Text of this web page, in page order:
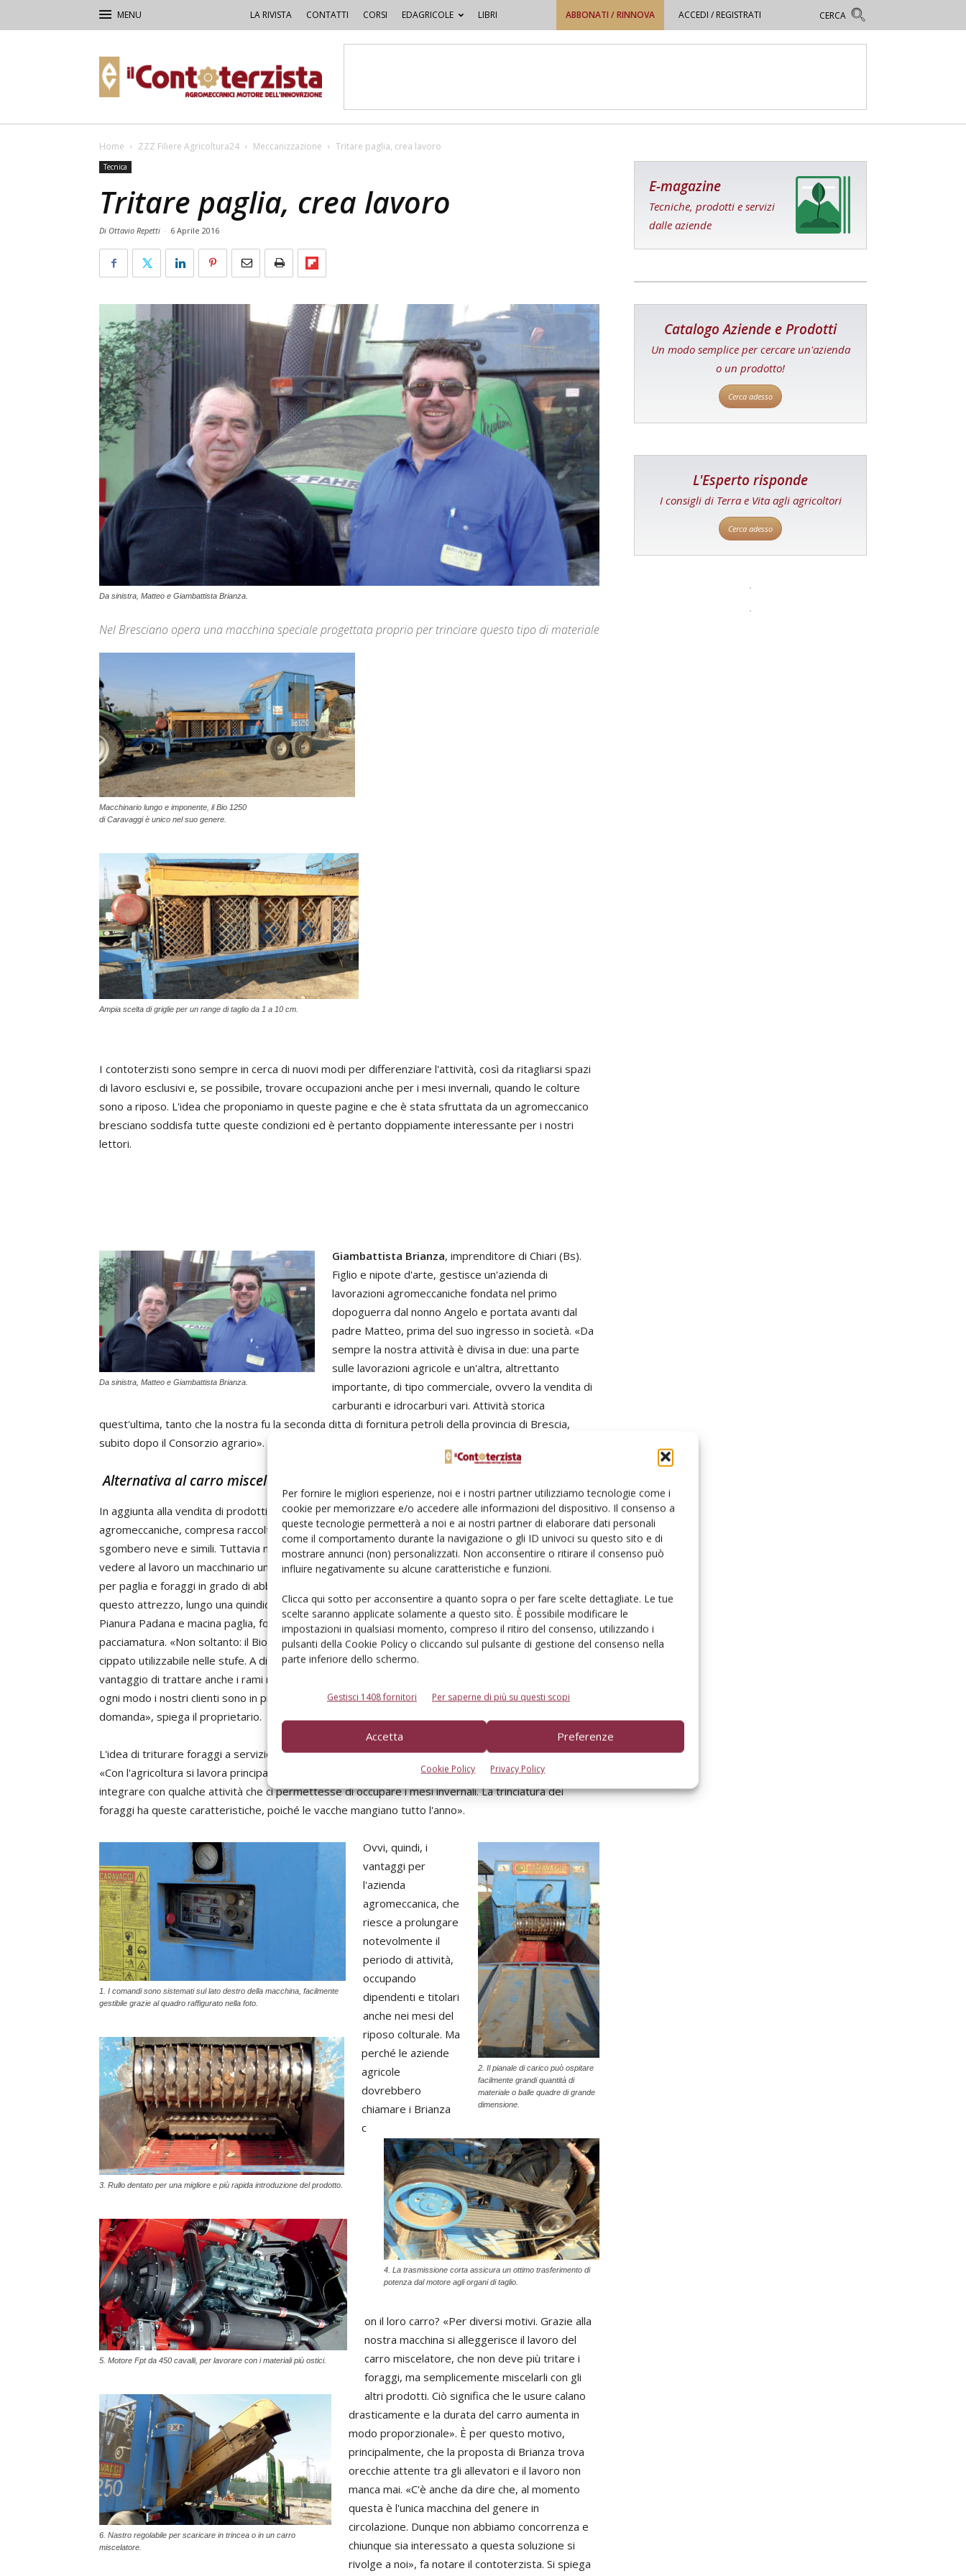
Per fornire le migliori esperienze, noi e i nostri partner utilizziamo tecnologie come i
cookie per memorizzare e/o accedere alle informazioni del dispositivo. Il consenso a
queste tecnologie permetterà a noi e ai nostri partner di elaborare dati personali
come il comportamento durante la navigazione o gli ID univoci su questo sito e di
mostrare annunci (non) personalizzati. Non acconsentire o ritirare il consenso può
influire negativamente su alcune caratteristiche e funzioni.
Clicca qui sotto per acconsentire a quanto sopra o per fare scelte dettagliate. Le tue
scelte saranno applicate solamente a questo sito. È possibile modificare le
impostazioni in qualsiasi momento, compreso il ritiro del consenso, utilizzando i
pulsanti della Cookie Policy o cliccando sul pulsante di gestione del consenso nella
parte inferiore dello schermo.
Gestisci 1408 fornitori Per saperne di più su questi scopi
Accetta Preferenze
Cookie Policy Privacy Policy
LA RIVISTA CONTATTI CORSI EDAGRICOLE LIBRI ABBONATI / RINNOVA ACCEDI / REGISTRATI
Contoterzista
Home ZZZ Filiere Agricoltura24 Meccanizzazione Tritare paglia, crea lavoro
Tecnica
Tritare paglia, crea lavoro
Di Ottavio Repetti - 6 Aprile 2016
Da sinistra, Matteo e Giambattista Brianza.
Nel Bresciano opera una macchina speciale progettata proprio per trinciare questo tipo di materiale
Macchinario lungo e imponente, il Bio 1250
di Caravaggi è unico nel suo genere.
Ampia scelta di griglie per un range di taglio da 1 a 10 cm.
I contoterzisti sono sempre in cerca di nuovi modi per differenziare l'attività, così da ritagliarsi spazi
di lavoro esclusivi e, se possibile, trovare occupazioni anche per i mesi invernali, quando le colture
sono a riposo. L'idea che proponiamo in queste pagine e che è stata sfruttata da un agromeccanico
bresciano soddisfa tutte queste condizioni ed è pertanto doppiamente interessante per i nostri
lettori.
Da sinistra, Matteo e Giambattista Brianza.
Giambattista Brianza, imprenditore di Chiari (Bs).
Figlio e nipote d'arte, gestisce un'azienda di
lavorazioni agromeccaniche fondata nel primo
dopoguerra dal nonno Angelo e portata avanti dal
padre Matteo, prima del suo ingresso in società. «Da
sempre la nostra attività è divisa in due: una parte
sulle lavorazioni agricole e un'altra, altrettanto
importante, di tipo commerciale, ovvero la vendita di
carburanti e idrocarburi vari. Attività storica
quest'ultima, tanto che la nostra fu la seconda ditta di fornitura petroli della provincia di Brescia,
subito dopo il Consorzio agrario».
Alternativa al carro miscelatore
In aggiunta alla vendita di prodotti petroliferi, i Brianza effettuano le classiche lavorazioni
agromeccaniche, compresa raccolta di cereali e trinciatura, oltre ad alcuni lavori municipali come lo
sgombero neve e simili. Tuttavia non è per questo motivo che siamo andati a trovarli, bensì per
vedere al lavoro un macchinario unico, prodotto dalla ditta Caravaggi di Pontoglio (Bs): un trituratore
per paglia e foraggi in grado di abbassare i tempi e ottimizzare il risultato del carro miscelatore. Con
questo attrezzo, lungo una quindicina di metri e pesante dieci tonnellate, Brianza batte tutta la
Pianura Padana e macina paglia, foraggi e medica per le stalle o anche per i vivaisti che devono fare
pacciamatura. «Non soltanto: il Bio 1250 di Caravaggi può tritare anche ramaglie, producendo un
cippato utilizzabile nelle stufe. A differenza della cippatrice, che macina rami di grosso diametro, ha il
vantaggio di trattare anche i rami minuti, recuperando una risorsa che altrimenti andrebbe perduta. A
ogni modo i nostri clienti sono in primo luogo agricoltori e allevatori: da soli coprono l'80% della
domanda», spiega il proprietario.
L'idea di triturare foraggi a servizio di stalle e vivai è nata, chiaramente, per diversificare l'attività.
«Con l'agricoltura si lavora principalmente nel periodo primaverile ed estivo e per questo volevamo
integrare con qualche attività che ci permettesse di occupare i mesi invernali. La trinciatura dei
foraggi ha queste caratteristiche, poiché le vacche mangiano tutto l'anno».
1. I comandi sono sistemati sul lato destro della macchina, facilmente
gestibile grazie al quadro raffigurato nella foto.
2. Il pianale di carico può ospitare
facilmente grandi quantità di
materiale o balle quadre di grande
dimensione.
3. Rullo dentato per una migliore e più rapida introduzione del prodotto.
4. La trasmissione corta assicura un ottimo trasferimento di
potenza dal motore agli organi di taglio.
5. Motore Fpt da 450 cavalli, per lavorare con i materiali più ostici.
6. Nastro regolabile per scaricare in trincea o in un carro
miscelatore.
Ovvi, quindi, i
vantaggi per
l'azienda
agromeccanica, che
riesce a prolungare
notevolmente il
periodo di attività,
occupando
dipendenti e titolari
anche nei mesi del
riposo colturale. Ma
perché le aziende
agricole
dovrebbero
chiamare i Brianza
c
on il loro carro? «Per diversi motivi. Grazie alla
nostra macchina si alleggerisce il lavoro del
carro miscelatore, che non deve più tritare i
foraggi, ma semplicemente miscelarli con gli
altri prodotti. Ciò significa che le usure calano
drasticamente e la durata del carro aumenta in
modo proporzionale». È per questo motivo,
principalmente, che la proposta di Brianza trova
orecchie attente tra gli allevatori e il lavoro non
manca mai. «C'è anche da dire che, al momento
questa è l'unica macchina del genere in
circolazione. Dunque non abbiamo concorrenza e
chiunque sia interessato a questa soluzione si
rivolge a noi», fa notare il contoterzista. Si spiega
E-magazine
Tecniche, prodotti e servizi
dalle aziende
Catalogo Aziende e Prodotti
Un modo semplice per cercare un'azienda
o un prodotto!
Cerca adesso
L'Esperto risponde
I consigli di Terra e Vita agli agricoltori
Cerca adesso